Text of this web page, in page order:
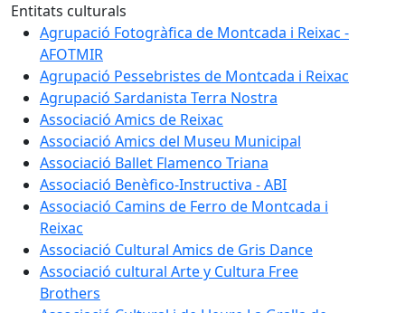
Entitats culturals
Agrupació Fotogràfica de Montcada i Reixac -
AFOTMIR
Agrupació Pessebristes de Montcada i Reixac
Agrupació Sardanista Terra Nostra
Associació Amics de Reixac
Associació Amics del Museu Municipal
Associació Ballet Flamenco Triana
Associació Benèfico-Instructiva - ABI
Associació Camins de Ferro de Montcada i
Reixac
Associació Cultural Amics de Gris Dance
Associació cultural Arte y Cultura Free
Brothers